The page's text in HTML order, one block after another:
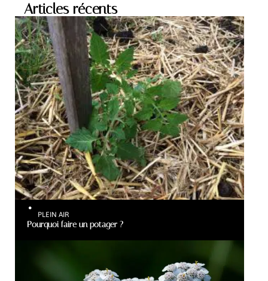
Articles récents
PLEIN AIR
Pourquoi faire un potager ?